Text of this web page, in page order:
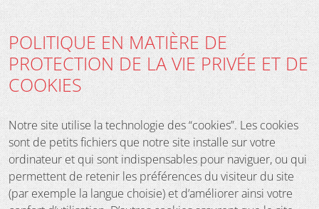
POLITIQUE EN MATIÈRE DE
PROTECTION DE LA VIE PRIVÉE ET DE
COOKIES
Notre site utilise la technologie des “cookies”. Les cookies
sont de petits fichiers que notre site installe sur votre
ordinateur et qui sont indispensables pour naviguer, ou qui
permettent de retenir les préférences du visiteur du site
(par exemple la langue choisie) et d’améliorer ainsi votre